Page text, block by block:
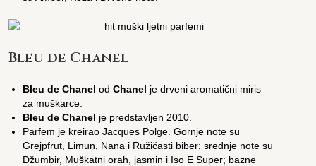
Bleu de Chanel
Bleu de Chanel odChanel je drveni aromatični miris
za muškarce.
Bleu de Chanel je predstavljen 2010.
Parfem je kreirao Jacques Polge. Gornje note su
Grejpfrut, Limun, Nana i Ružičasti biber; srednje note su
Džumbir, Muškatni orah, jasmin i Iso E Super; bazne